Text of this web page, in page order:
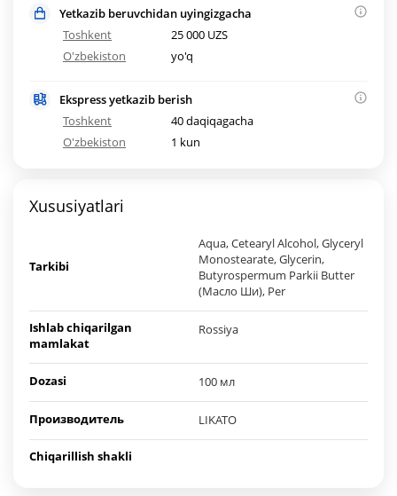
Yetkazib beruvchidan uyingizgacha
Toshkent
25 000 UZS
O'zbekiston
yo'q
Ekspress yetkazib berish
Toshkent
40 daqiqagacha
O'zbekiston
1 kun
Xususiyatlari
Tarkibi
Аqua, Cetearyl Alcohol, Glyceryl
Monostearate, Glycerin,
Butyrospermum Parkii Butter
(Масло Ши), Per
Ishlab chiqarilgan
mamlakat
Rossiya
Dozasi 100 мл
Производитель LIKATO
Chiqarillish shakli